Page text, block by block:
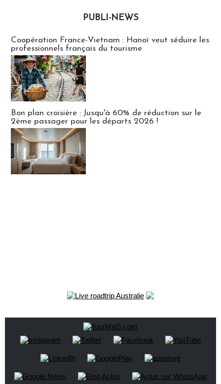
PUBLI-NEWS
Coopération France-Vietnam : Hanoï veut séduire les
professionnels français du tourisme
Bon plan croisière : Jusqu'à 60% de réduction sur le
2ème passager pour les départs 2026 !